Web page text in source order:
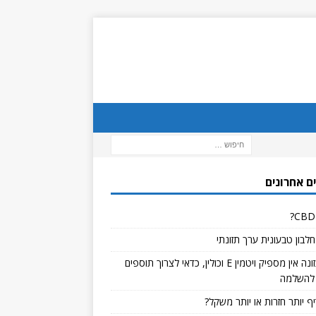
אחרונים
טבעונית ערך תזונתי
אם בתזונה אין מספיק ויטמין E וכולין, כדאי לצרוך תוספים
יותר חזרות או יותר משקל?